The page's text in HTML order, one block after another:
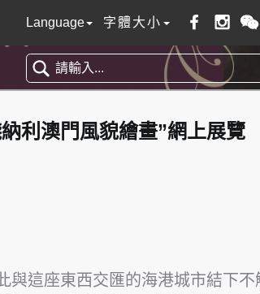
Language 字體大小
利澳門風貌繪畫”網上展覽
與這座東西交匯的海港城市結下